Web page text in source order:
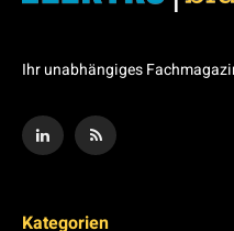
Ihr unabhängiges
Kategorien